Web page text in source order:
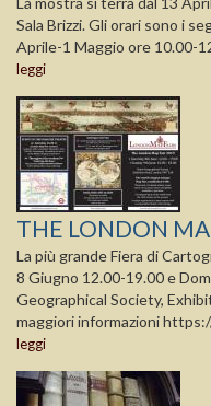
Sala Brizzi. Gli orari sono i
Aprile-1 Maggio ore 10.00-
leggi
THE LONDON
La più grande Fiera di
8 Giugno 12.00-19.00 e
Geographical Society,
maggiori informazioni
leggi